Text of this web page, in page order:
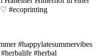
♡ #ecoprinting